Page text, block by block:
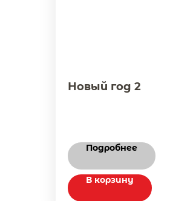
Новый год 2
Подробнее
В корзину